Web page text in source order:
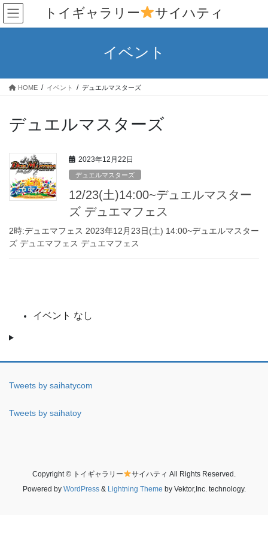
コ
ン
テ
ス
ナ
ビ
ゲ
ン
トイギャラリー サイハティ
イベント
HOME イベント デュエルマスターズ
デュエルマスターズ
2023年12月22日
デュエルマスターズ
12/23(土)14:00~デュエルマスター
ズ デュエマフェス
2時:デュエマフェス 2023年12月23日(土) 14:00~デュエルマスター
ズ デュエマフェス デュエマフェス
イベント なし
Tweets by saihatycom
Tweets by saihatoy
Copyright © トイギャラリー
サイハティ All Rights Reserved.
Powered by WordPress& Lightning Theme by Vektor,Inc. technology.